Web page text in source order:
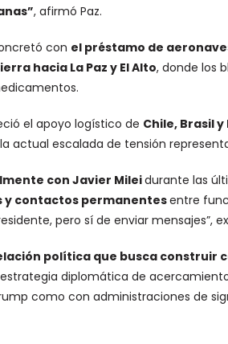
, afirmó Paz.
con el préstamo de
hacia La Paz y El Alto, donde los
el apoyo logístico de Chile, Brasil y
actual escalada de tensión
con Javier Mileidurante las
y contactos permanentesentre
pero sí de enviar mensajes”,
política que busca construir
diplomática de
como con administraciones de